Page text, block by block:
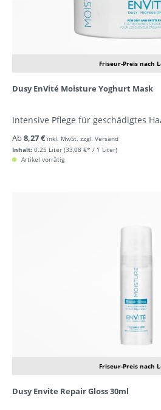
Friseur-Preis nach
Dusy EnVité Moisture Yoghurt Mask
Intensive Pflege für geschädigtes
Inhalt: 0.25 Liter (33,08 €* / 1 Liter)
Ab8,27 € inkl. MwSt. zzgl. Versand
Artikel vorrätig
Friseur-Preis nach
Dusy Envite Repair Gloss 30ml